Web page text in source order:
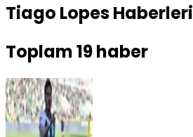
Tiago Lopes Haberleri
Toplam19haber